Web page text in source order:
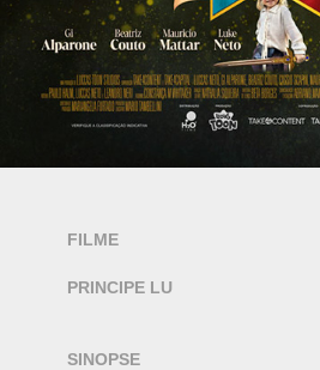
FILME
PRINCIPE LU
SINOPSE